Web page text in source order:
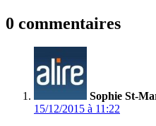
0 commentaires
Sophie St-
15/12/2015 à 11:22